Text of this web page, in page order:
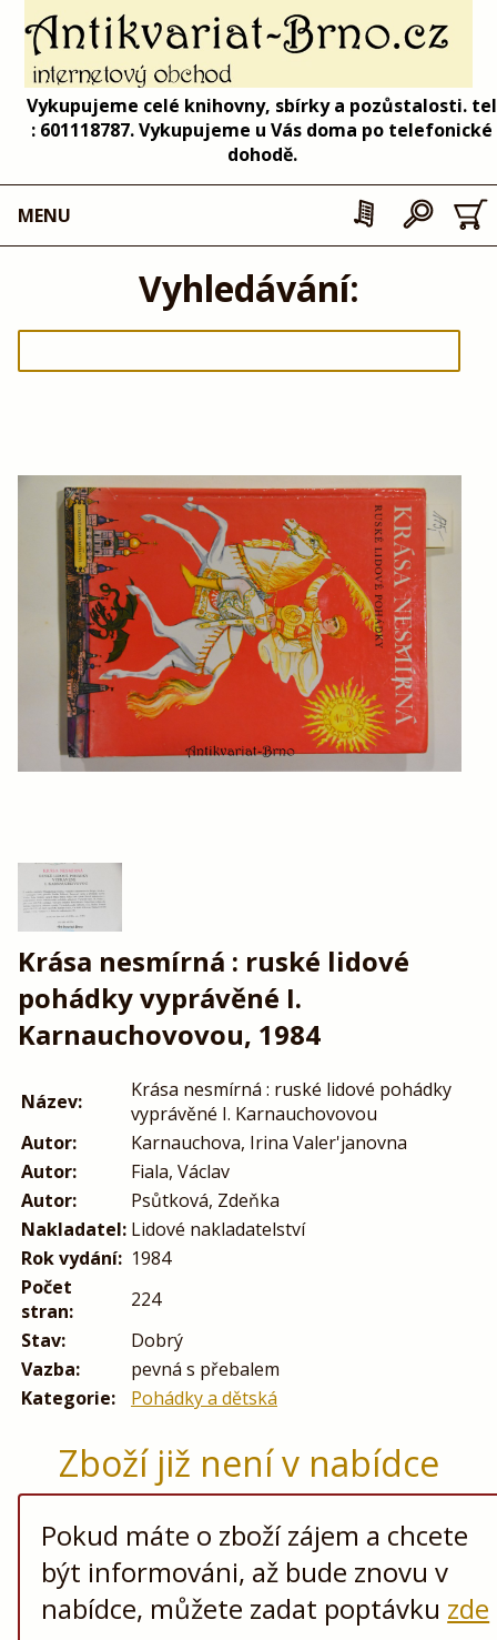
Vykupujeme celé knihovny, sbírky a pozůstalosti. tel
: 601118787. Vykupujeme u Vás doma po telefonické
dohodě.
MENU
Vyhledávání:
Krása nesmírná : ruské lidové
pohádky vyprávěné I.
Karnauchovovou, 1984
Název:
Krása nesmírná : ruské lidové pohádky
vyprávěné I. Karnauchovovou
Autor:
Karnauchova, Irina Valer'janovna
Autor:
Fiala, Václav
Autor:
Psůtková, Zdeňka
Nakladatel: Lidové nakladatelství
Rok vydání: 1984
Počet
stran:
224
Stav:
Dobrý
Vazba:
pevná s přebalem
Kategorie:
Pohádky a dětská
Zboží již není v nabídce
Pokud máte o zboží zájem a chcete
být informováni, až bude znovu v
nabídce, můžete zadat poptávku zde